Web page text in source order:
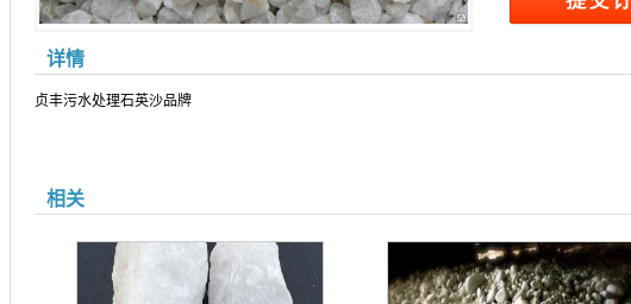
详情
贞丰污水处理石英沙品牌
相关